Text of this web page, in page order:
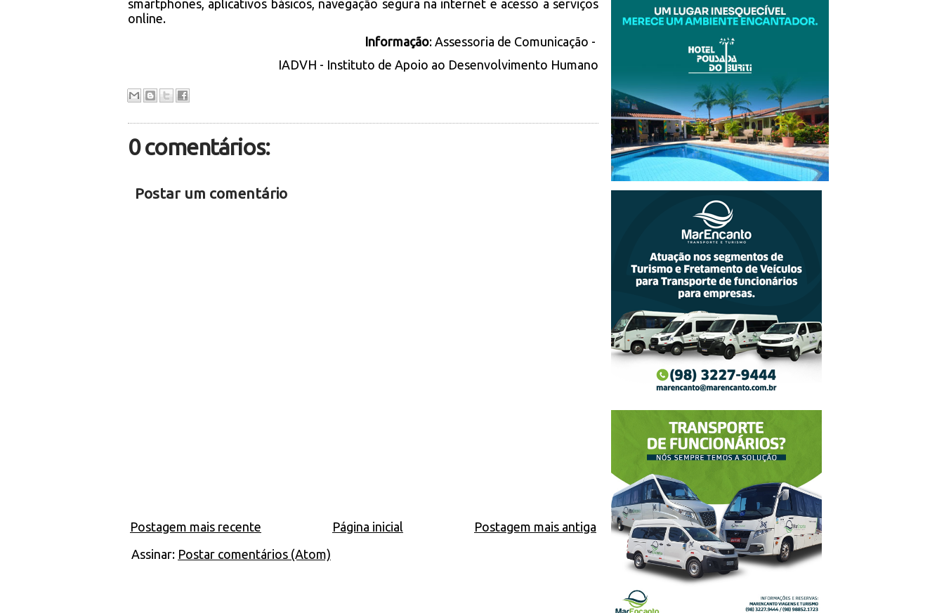
smartphones, aplicativos básicos, navegação segura na internet e acesso a serviços
online.
Informação: Assessoria de Comunicação -
IADVH - Instituto de Apoio ao Desenvolvimento Humano
0 comentários:
Postar um comentário
Postagem mais recente Postagem mais antiga
Página inicial
Assinar: Postar comentários (Atom)